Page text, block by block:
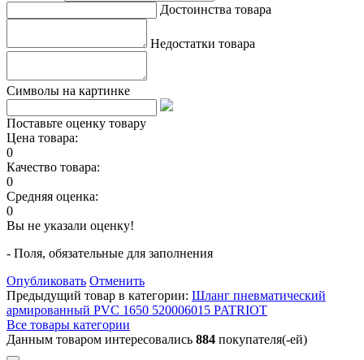
Достоинства товара
Недостатки товара
Символы на картинке
Поставьте оценку товару
Цена товара:
0
Качество товара:
0
Средняя оценка:
0
Вы не указали оценку!
- Поля, обязательные для заполнения
Опубликовать Отменить
Предыдущий товар в категории: Шланг пневматический
армированный PVC 1650 520006015 PATRIOT
Все товары категории
Данным товаром интересовались 884 покупателя(-ей)